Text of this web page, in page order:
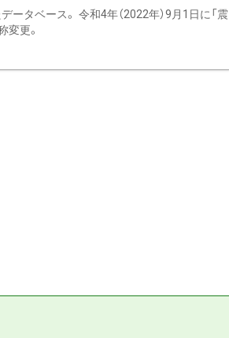
タベース。 令和4年（2022年）9月1日に「震
変更。